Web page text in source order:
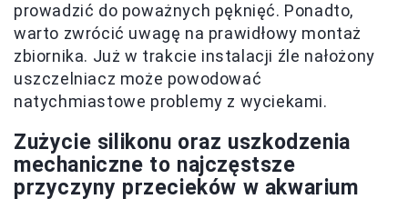
prowadzić do poważnych pęknięć. Ponadto,
warto zwrócić uwagę na prawidłowy montaż
zbiornika. Już w trakcie instalacji źle nałożony
uszczelniacz może powodować
natychmiastowe problemy z wyciekami.
Zużycie silikonu oraz uszkodzenia
mechaniczne to najczęstsze
przyczyny przecieków w akwarium